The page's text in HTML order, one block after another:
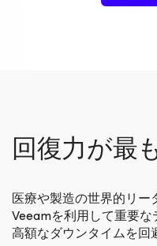
回復力が最
医療や製造の世界的リー
Veeamを利用して重要な
高額なダウンタイムを回